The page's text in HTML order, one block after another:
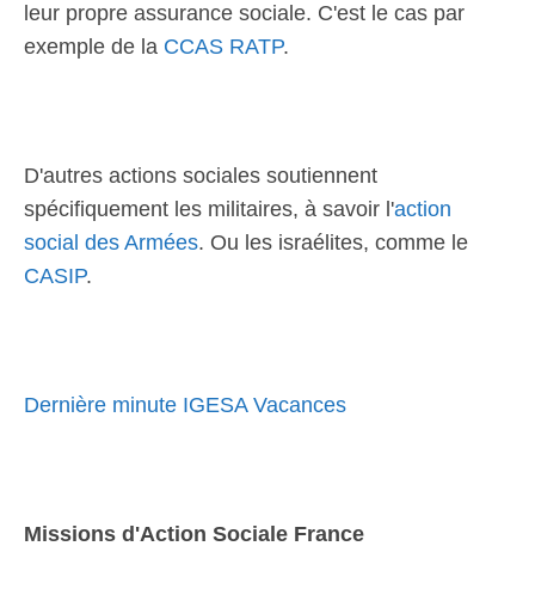
leur propre assurance sociale. C'est le cas par
exemple de la CCAS RATP.
D'autres actions sociales soutiennent
spécifiquement les militaires, à savoir l'action
social des Armées. Ou les israélites, comme le
CASIP.
Dernière minute IGESA Vacances
Missions d'Action Sociale France